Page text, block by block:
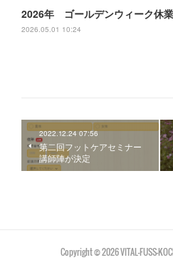
2026.05.01 10:24
2022.12.24 07:56
第二回フットケアセミナー
講師陣が決定
Copyright ©2026VITAL-FUSS-